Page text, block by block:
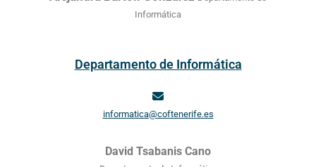
Informática
Departamento de Informática
informatica@coftenerife.es
David Tsabanis Cano